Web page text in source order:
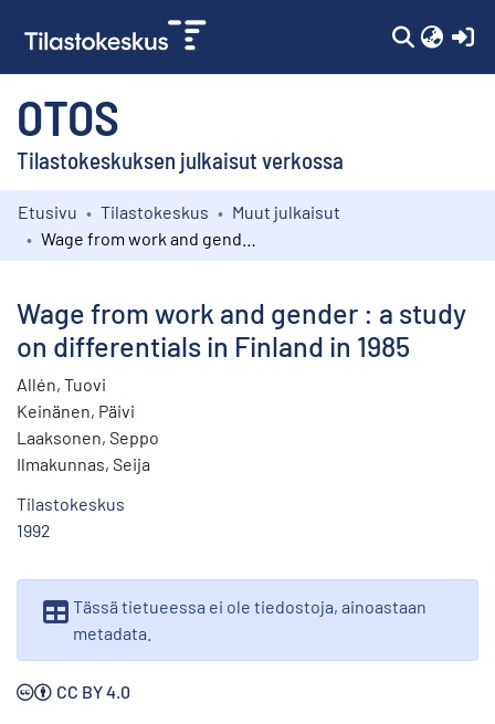
OTOS
Tilastokeskuksen julkaisut verkossa
Kokoelmat
Etusivu Tilastokeskus
Muut julkaisut
Wage from work and gender : a study
on differentials in Finland in 1985
Allén, Tuovi
Keinänen, Päivi
Laaksonen, Seppo
Ilmakunnas, Seija
Tilastokeskus
1992
Tässä tietueessa ei ole tiedostoja, ainoastaan
metadata.
CC BY 4.0